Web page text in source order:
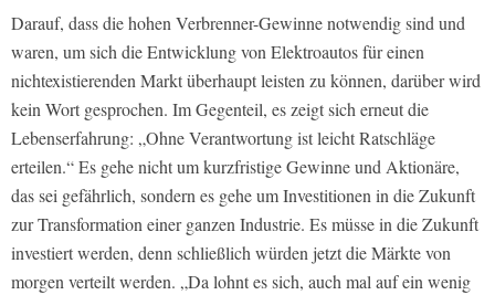
Darauf, dass die hohen Verbrenner-Gewinne notwendig sind und
waren, um sich die Entwicklung von Elektroautos für einen
nichtexistierenden Markt überhaupt leisten zu können, darüber wird
kein Wort gesprochen. Im Gegenteil, es zeigt sich erneut die
Lebenserfahrung: „Ohne Verantwortung ist leicht Ratschläge
erteilen.“ Es gehe nicht um kurzfristige Gewinne und Aktionäre,
das sei gefährlich, sondern es gehe um Investitionen in die Zukunft
zur Transformation einer ganzen Industrie. Es müsse in die Zukunft
investiert werden, denn schließlich würden jetzt die Märkte von
morgen verteilt werden. „Da lohnt es sich, auch mal auf ein wenig